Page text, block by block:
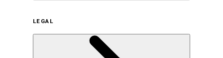
サステナビリティの取り組み（日本）
サステナビリティの取り組み（米国/英語）
ヒストリー
LEGAL